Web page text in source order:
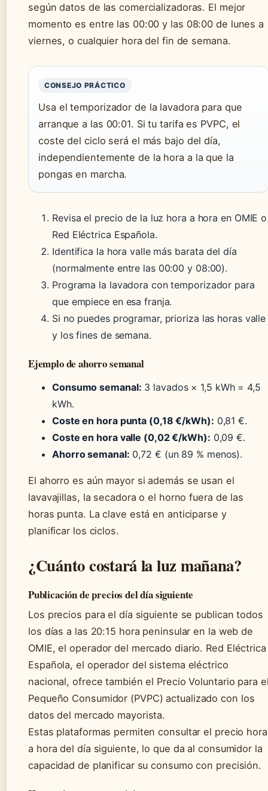
según datos de las comercializadoras. El mejor
momento es entre las 00:00 y las 08:00 de lunes a
viernes, o cualquier hora del fin de semana.
CONSEJO PRÁCTICO
Usa el temporizador de la lavadora para que
arranque a las 00:01. Si tu tarifa es PVPC, el
coste del ciclo será el más bajo del día,
independientemente de la hora a la que la
pongas en marcha.
Revisa el precio de la luz hora a hora en OMIE o
Red Eléctrica Española.
Identifica la hora valle más barata del día
(normalmente entre las 00:00 y 08:00).
Programa la lavadora con temporizador para
que empiece en esa franja.
Si no puedes programar, prioriza las horas valle
y los fines de semana.
Ejemplo de ahorro semanal
Consumo semanal: 3 lavados × 1,5 kWh = 4,5
kWh.
Coste en hora punta (0,18 €/kWh): 0,81 €.
Coste en hora valle (0,02 €/kWh): 0,09 €.
Ahorro semanal: 0,72 € (un 89 % menos).
El ahorro es aún mayor si además se usan el
lavavajillas, la secadora o el horno fuera de las
horas punta. La clave está en anticiparse y
planificar los ciclos.
¿Cuánto costará la luz mañana?
Publicación de precios del día siguiente
Los precios para el día siguiente se publican todos
los días a las 20:15 hora peninsular en la web de
OMIE, el operador del mercado diario. Red Eléctrica
Española, el operador del sistema eléctrico
nacional, ofrece también el Precio Voluntario para
Pequeño Consumidor (PVPC) actualizado con los
datos del mercado mayorista.
Estas plataformas permiten consultar el precio hora
a hora del día siguiente, lo que da al consumidor la
capacidad de planificar su consumo con precisión.